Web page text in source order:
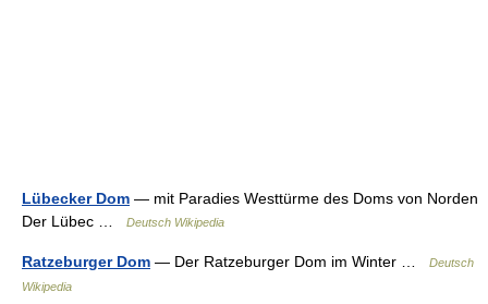
Lübecker Dom — mit Paradies Westtürme des Doms von Norden
Der Lübec …
Deutsch Wikipedia
Ratzeburger Dom — Der Ratzeburger Dom im Winter …
Deutsch
Wikipedia